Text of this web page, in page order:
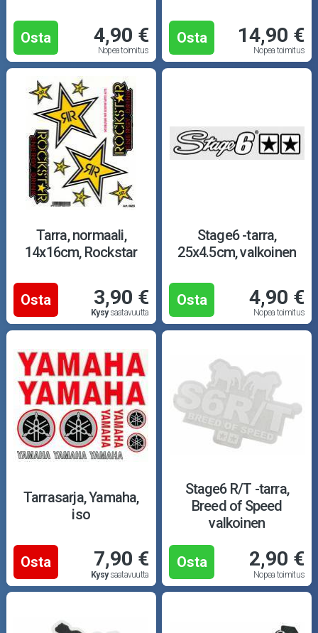
Osta 4,90 €
Nopea toimitus
Osta 14,90 €
Nopea toimitus
Tarra, normaali,
14x16cm, Rockstar
Osta 3,90 €
Kysysaatavuutta
Stage6 -tarra,
25x4.5cm, valkoinen
Osta 4,90 €
Nopea toimitus
Tarrasarja, Yamaha,
iso
Osta 7,90 €
Kysysaatavuutta
Stage6 R/T -tarra,
Breed of Speed
valkoinen
Osta 2,90 €
Nopea toimitus